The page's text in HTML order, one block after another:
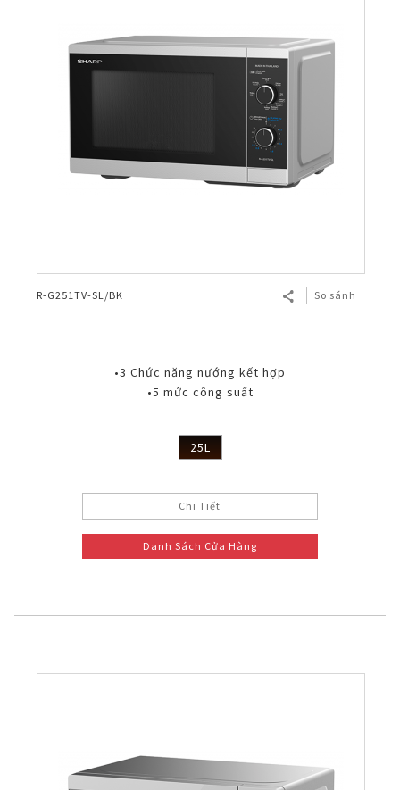
R-G251TV-SL/BK So sánh
•3 Chức năng nướng kết hợp
•5 mức công suất
25L
Chi Tiết
Danh Sách Cửa Hàng